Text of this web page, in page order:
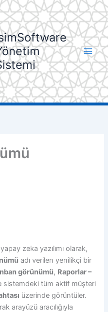
zeka yazılımı olarak,
adı verilen yenilikçi bir
görünümü, Raporlar –
sistemdeki tüm aktif müşteri
üzerinde görüntüler.
arayüzü aracılığıyla